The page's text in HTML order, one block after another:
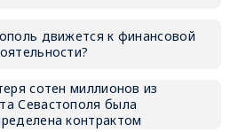
движется к финансовой
сотен миллионов из
Севастополя была
контрактом